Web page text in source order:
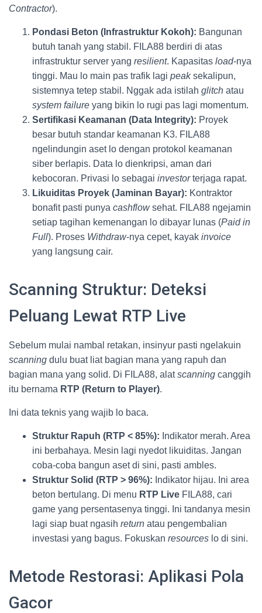
Contractor).
Pondasi Beton (Infrastruktur Kokoh): Bangunan
butuh tanah yang stabil. FILA88 berdiri di atas
infrastruktur server yang resilient. Kapasitas load-nya
tinggi. Mau lo main pas trafik lagi peaksekalipun,
sistemnya tetep stabil. Nggak ada istilah glitch atau
system failure yang bikin lo rugi pas lagi momentum.
Sertifikasi Keamanan (Data Integrity): Proyek
besar butuh standar keamanan K3. FILA88
ngelindungin aset lo dengan protokol keamanan
siber berlapis. Data lo dienkripsi, aman dari
kebocoran. Privasi lo sebagai investorterjaga rapat.
Likuiditas Proyek (Jaminan Bayar): Kontraktor
bonafit pasti punya cashflowsehat. FILA88 ngejamin
setiap tagihan kemenangan lo dibayar lunas (Paid in
Full). Proses Withdraw-nya cepet, kayak invoice
yang langsung cair.
Scanning Struktur: Deteksi
Peluang Lewat RTP Live
Sebelum mulai nambal retakan, insinyur pasti ngelakuin
scanning dulu buat liat bagian mana yang rapuh dan
bagian mana yang solid. Di FILA88, alatscanning canggih
itu bernama RTP (Return to Player).
Ini data teknis yang wajib lo baca.
Struktur Rapuh (RTP < 85%): Indikator merah. Area
ini berbahaya. Mesin lagi nyedot likuiditas. Jangan
coba-coba bangun aset di sini, pasti ambles.
Struktur Solid (RTP > 96%): Indikator hijau. Ini area
beton bertulang. Di menu RTP Live FILA88, cari
game yang persentasenya tinggi. Ini tandanya mesin
lagi siap buat ngasih return atau pengembalian
investasi yang bagus. Fokuskan resources lo di sini.
Metode Restorasi: Aplikasi Pola
Gacor